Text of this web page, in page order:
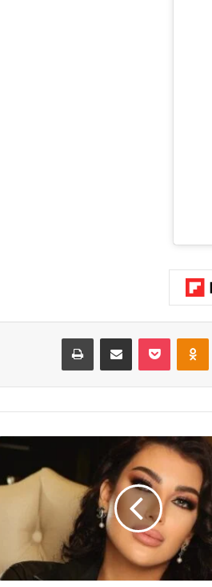
Odnoklassniki
‫Pocket مشاركة عبر البريد طباعة